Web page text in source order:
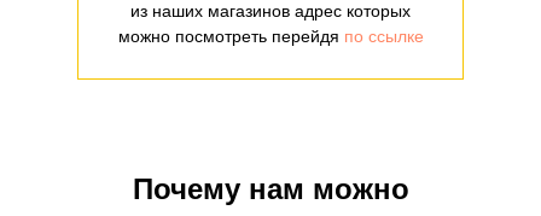
из наших магазинов адрес которых
можно посмотреть перейдя по ссылке
Почему нам можно